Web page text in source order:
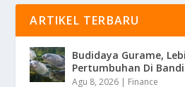
ARTIKEL TERBARU
Budidaya Gurame,
Pertumbuhan Di
Agu 8, 2026 | Finance